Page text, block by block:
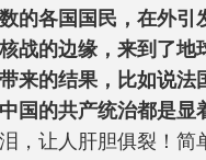
的各国国民，在外引
战的边缘，来到了地
来的结果，比如说法
国的共产统治都是显
，让人肝胆俱裂！简